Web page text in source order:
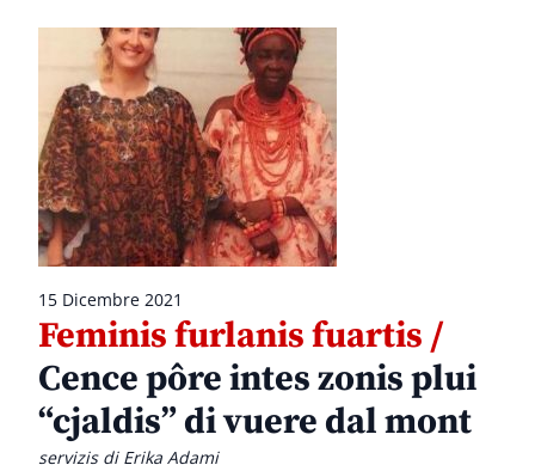
15 Dicembre 2021
Feminis furlanis fuartis /
Cence pôre intes zonis plui
“cjaldis” di vuere dal mont
servizis di Erika Adami